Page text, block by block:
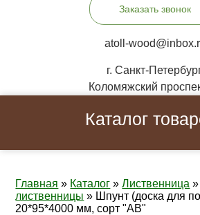
Заказать звонок
atoll-
г. Санкт-
Коломяжский
Каталог
Главная » Каталог »Лиственница »
лиственницы » Шпунт (доска для
20*95*4000 мм, сорт "AB"